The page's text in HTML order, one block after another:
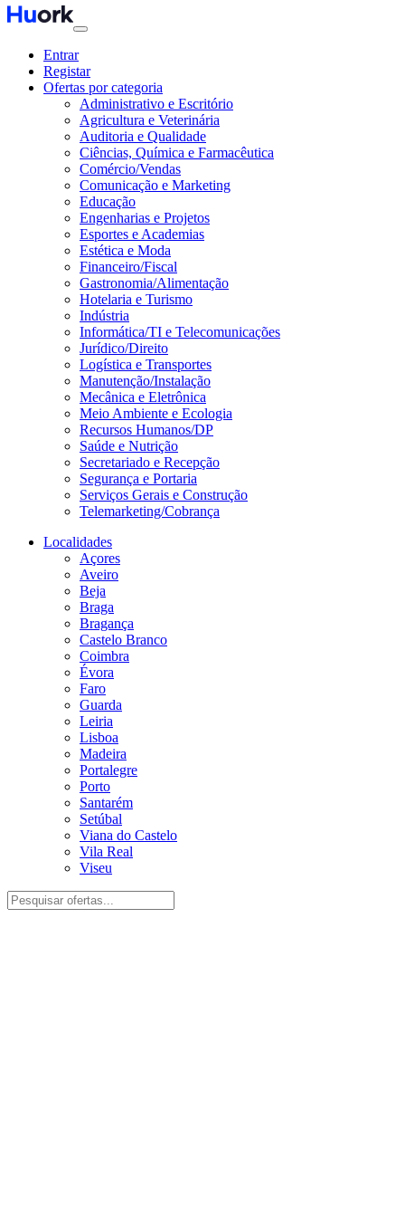
Entrar
Registar
Ofertas por categoria
Administrativo e Escritório
Agricultura e Veterinária
Auditoria e Qualidade
Ciências, Química e Farmacêutica
Comércio/Vendas
Comunicação e Marketing
Educação
Engenharias e Projetos
Esportes e Academias
Estética e Moda
Financeiro/Fiscal
Gastronomia/Alimentação
Hotelaria e Turismo
Indústria
Informática/TI e Telecomunicações
Jurídico/Direito
Logística e Transportes
Manutenção/Instalação
Mecânica e Eletrônica
Meio Ambiente e Ecologia
Recursos Humanos/DP
Saúde e Nutrição
Secretariado e Recepção
Segurança e Portaria
Serviços Gerais e Construção
Telemarketing/Cobrança
Localidades
Açores
Aveiro
Beja
Braga
Bragança
Castelo Branco
Coimbra
Évora
Faro
Guarda
Leiria
Lisboa
Madeira
Portalegre
Porto
Santarém
Setúbal
Viana do Castelo
Vila Real
Viseu